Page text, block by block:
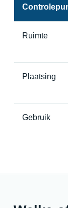
Ruimte
Plaatsing
Gebruik